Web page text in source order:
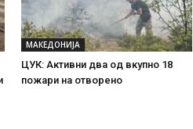
МАКЕДОНИЈА
ЦУК: Активни два од вкупно 18
пожари на отворено